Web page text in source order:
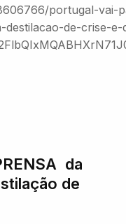
portugal-
de-crise-
da
de